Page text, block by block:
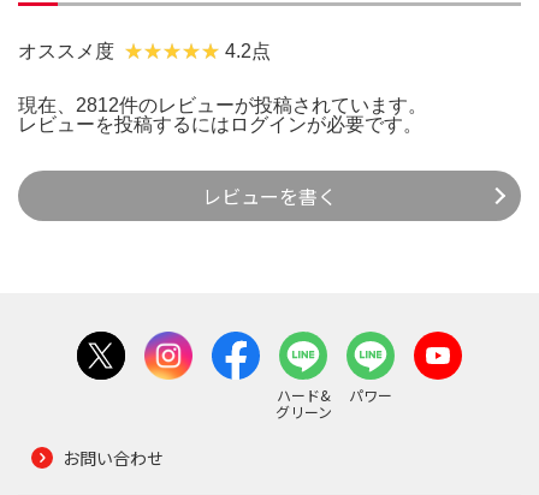
オススメ度 4.2点
現在、2812件のレビューが投稿されています。
レビューを投稿するには ログインが必要です。
レビューを書く
ハード&
グリーン
パワー
お問い合わせ